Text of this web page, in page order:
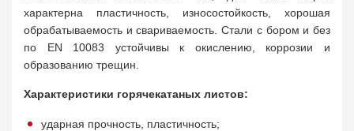
характерна пластичность, износостойкость, хорошая
обрабатываемость и свариваемость. Стали с бором и без
по EN 10083 устойчивы к окислению, коррозии и
образованию трещин.
Характеристики горячекатаных листов:
ударная прочность, пластичность;